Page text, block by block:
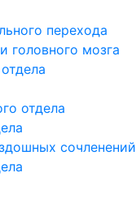
перехода
головного мозга
отдела
сочленений